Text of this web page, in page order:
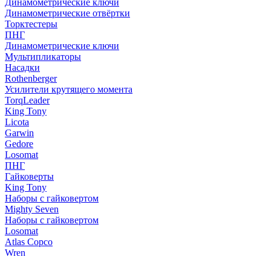
Динамометрические ключи
Динамометрические отвёртки
Торктестеры
ПНГ
Динамометрические ключи
Мультипликаторы
Насадки
Rothenberger
Усилители крутящего момента
TorqLeader
King Tony
Licota
Garwin
Gedore
Losomat
ПНГ
Гайковерты
King Tony
Наборы с гайковертом
Mighty Seven
Наборы с гайковертом
Losomat
Atlas Copco
Wren